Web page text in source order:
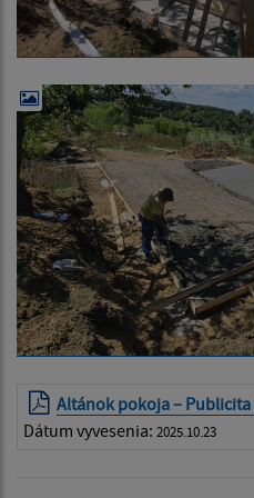
Altánok pokoja – Publicita
Dátum vyvesenia: 2025.10.23